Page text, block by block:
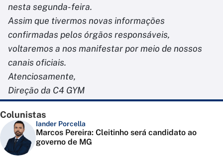
nesta segunda-feira.
Assim que tivermos novas informações
confirmadas pelos órgãos responsáveis,
voltaremos a nos manifestar por meio de nossos
canais oficiais.
Atenciosamente,
Direção da C4 GYM
Colunistas
Iander Porcella
Marcos Pereira: Cleitinho será candidato ao
governo de MG